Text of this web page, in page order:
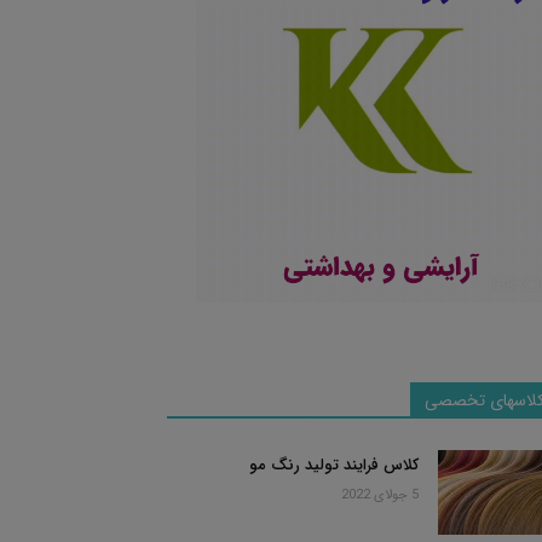
تخصصی
کلاس فرایند تولید رنگ مو
5 جولای 2022